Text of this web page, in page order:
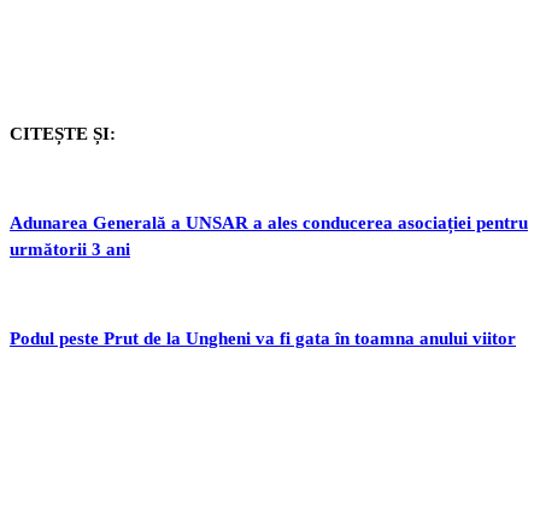
CITEȘTE ȘI:
Adunarea Generală a UNSAR a ales conducerea asociației pentru
următorii 3 ani
Podul peste Prut de la Ungheni va fi gata în toamna anului viitor